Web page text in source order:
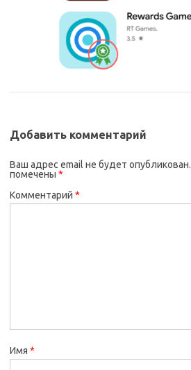
Добавить комментарий
Ваш адрес email не будет опубликован.
помечены *
Комментарий *
Имя *